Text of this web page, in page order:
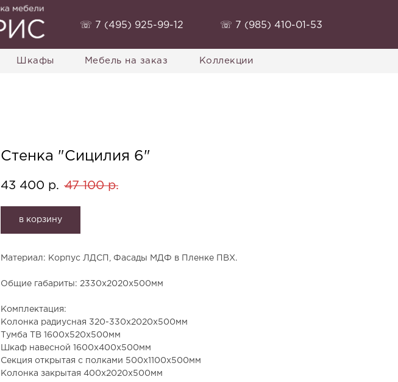
‭☏ 7 (495) 925-99-12‬
Шкафы Мебель на заказ Коллекции
‭☏ 7 (985) 410-01-53‬
Стенка "Сицилия 6"
43 400 р. 47 100 р.
в корзину
Материал: Корпус ЛДСП, Фасады МДФ в Пленке ПВХ.
Общие габариты: 2330х2020х500мм
Комплектация:
Колонка радиусная 320-330x2020x500мм
Тумба ТВ 1600x520x500мм
Шкаф навесной 1600x400x500мм
Секция открытая с полками 500x1100x500мм
Колонка закрытая 400x2020x500мм